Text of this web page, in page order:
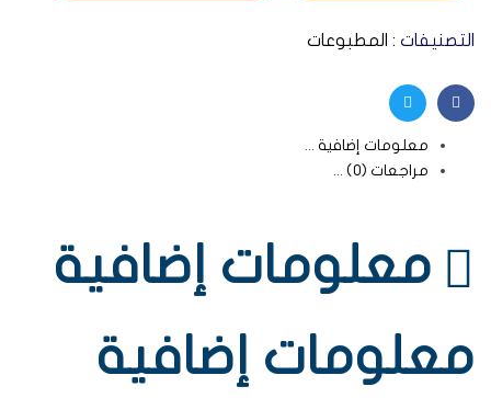
التصنيفات : المطبوعات
Facebook
Twitter
معلومات إضافية
مراجعات (0)
معلومات إضافية
معلومات إضافية